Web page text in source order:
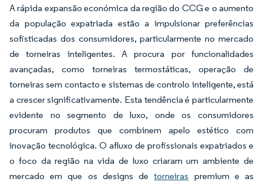
A rápida expansão económica da região do CCG e o aumento
da população expatriada estão a impulsionar preferências
sofisticadas dos consumidores, particularmente no mercado
de torneiras inteligentes. A procura por funcionalidades
avançadas, como torneiras termostáticas, operação de
torneiras sem contacto e sistemas de controlo inteligente, está
a crescer significativamente. Esta tendência é particularmente
evidente no segmento de luxo, onde os consumidores
procuram produtos que combinem apelo estético com
inovação tecnológica. O afluxo de profissionais expatriados e
o foco da região na vida de luxo criaram um ambiente de
mercado em que os designs detorneiras premium e as